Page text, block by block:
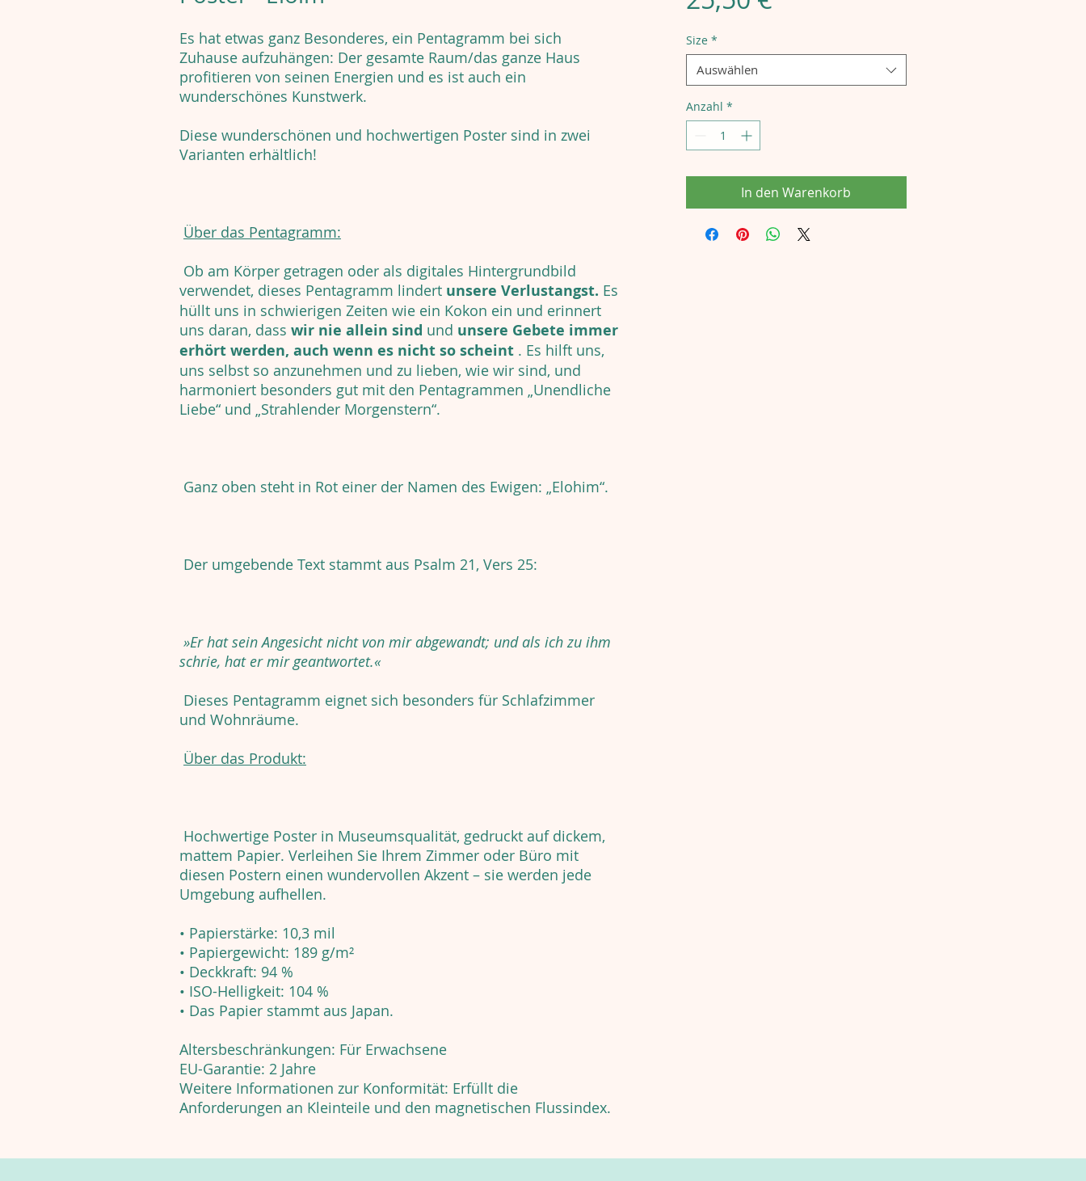
Es hat etwas ganz Besonderes, ein Pentagramm bei sich
Zuhause aufzuhängen: Der gesamte Raum/das ganze Haus
profitieren von seinen Energien und es ist auch ein
wunderschönes Kunstwerk.
Diese wunderschönen und hochwertigen Poster sind in zwei
Varianten erhältlich!
Über das Pentagramm:
Ob am Körper getragen oder als digitales Hintergrundbild
verwendet, dieses Pentagramm lindert unsere Verlustangst. Es
hüllt uns in schwierigen Zeiten wie ein Kokon ein und erinnert
uns daran, dass wir nie allein sind und unsere Gebete immer
erhört werden, auch wenn es nicht so scheint . Es hilft uns,
uns selbst so anzunehmen und zu lieben, wie wir sind, und
harmoniert besonders gut mit den Pentagrammen „Unendliche
Liebe“ und „Strahlender Morgenstern“.
Ganz oben steht in Rot einer der Namen des Ewigen: „Elohim“.
Der umgebende Text stammt aus Psalm 21, Vers 25:
»Er hat sein Angesicht nicht von mir abgewandt; und als ich zu ihm
schrie, hat er mir geantwortet.«
Dieses Pentagramm eignet sich besonders für Schlafzimmer
und Wohnräume.
Über das Produkt:
Hochwertige Poster in Museumsqualität, gedruckt auf dickem,
mattem Papier. Verleihen Sie Ihrem Zimmer oder Büro mit
diesen Postern einen wundervollen Akzent – sie werden jede
Umgebung aufhellen.
• Papierstärke: 10,3 mil
• Papiergewicht: 189 g/m²
• Deckkraft: 94 %
• ISO-Helligkeit: 104 %
• Das Papier stammt aus Japan.
Altersbeschränkungen: Für Erwachsene
EU-Garantie: 2 Jahre
Weitere Informationen zur Konformität: Erfüllt die
Anforderungen an Kleinteile und den magnetischen Flussindex.
Size *
Auswählen
Anzahl *
In den Warenkorb